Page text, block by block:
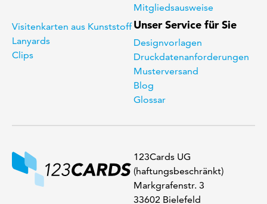
Mitgliedsausweise
Visitenkarten aus Kunststoff
Lanyards
Clips
Unser Service für Sie
Designvorlagen
Druckdatenanforderungen
Musterversand
Blog
Glossar
123Cards UG
(haftungsbeschränkt)
Markgrafenstr. 3
33602 Bielefeld